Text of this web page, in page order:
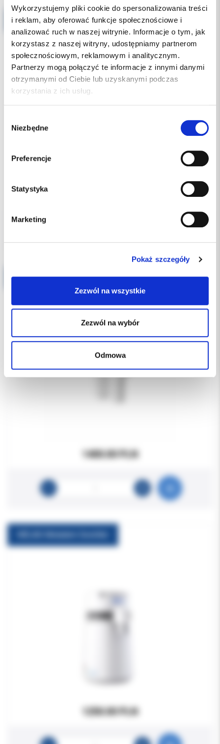
Wykorzystujemy pliki cookie do spersonalizowania treści
i reklam, aby oferować funkcje społecznościowe i
analizować ruch w naszej witrynie. Informacje o tym, jak
korzystasz z naszej witryny, udostępniamy partnerom
społecznościowym, reklamowym i analitycznym.
Partnerzy mogą połączyć te informacje z innymi danymi
otrzymanymi od Ciebie lub uzyskanymi podczas
korzystania z ich usług.
zgody
Niezbędne
Preferencje
Statystyka
Marketing
Pokaż szczegóły
Zezwól na wszystkie
Zezwól na wybór
Odmowa
Melacontrol Seal Check (100szt./op)
Melag Meladem 40 Deminarelizator + akcesoria
1400.00 PLN
1250.00 PLN